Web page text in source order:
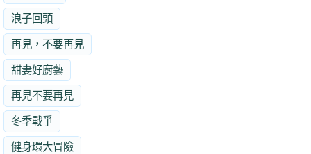
浪子回頭
再見，不要再見
甜妻好廚藝
再見不要再見
冬季戰爭
健身環大冒險